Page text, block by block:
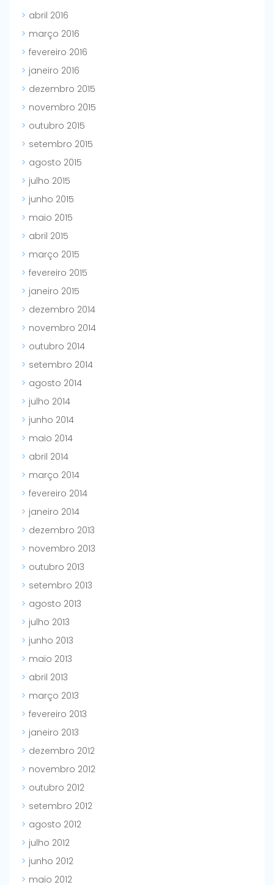
abril 2016
março 2016
fevereiro 2016
janeiro 2016
dezembro 2015
novembro 2015
outubro 2015
setembro 2015
agosto 2015
julho 2015
junho 2015
maio 2015
abril 2015
março 2015
fevereiro 2015
janeiro 2015
dezembro 2014
novembro 2014
outubro 2014
setembro 2014
agosto 2014
julho 2014
junho 2014
maio 2014
abril 2014
março 2014
fevereiro 2014
janeiro 2014
dezembro 2013
novembro 2013
outubro 2013
setembro 2013
agosto 2013
julho 2013
junho 2013
maio 2013
abril 2013
março 2013
fevereiro 2013
janeiro 2013
dezembro 2012
novembro 2012
outubro 2012
setembro 2012
agosto 2012
julho 2012
junho 2012
maio 2012